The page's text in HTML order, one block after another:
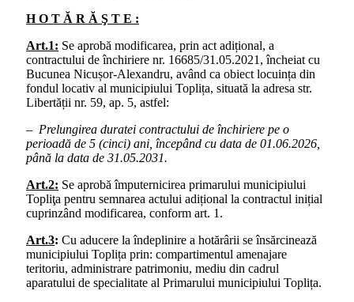
H O T Ă R Ă Ş T E :
Art.1: Se aprobă modificarea, prin act adițional, a
contractului de închiriere nr. 16685/31.05.2021, încheiat cu
Bucunea Nicușor-Alexandru, având ca obiect locuința din
fondul locativ al municipiului Toplița, situată la adresa str.
Libertății nr. 59, ap. 5, astfel:
– Prelungirea duratei contractului de închiriere pe o
perioadă de 5 (cinci) ani, începând cu data de 01.06.2026,
până la data de 31.05.2031.
Art.2: Se aprobă împuternicirea primarului municipiului
Topliţa pentru semnarea actului adițional la contractul inițial
cuprinzând modificarea, conform art. 1.
Art.3: Cu aducere la îndeplinire a hotărârii se însărcinează
municipiului Toplița prin: compartimentul amenajare
teritoriu, administrare patrimoniu, mediu din cadrul
aparatului de specialitate al Primarului municipiului Toplița.